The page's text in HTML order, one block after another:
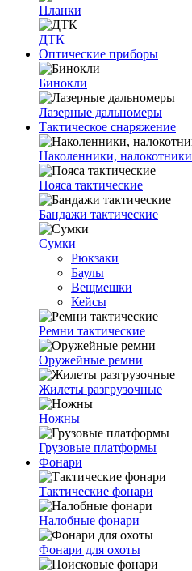
Планки
ДТК
Оптические приборы
Бинокли
Лазерные дальномеры
Тактическое снаряжение
Наколенники, налокотники
Пояса тактические
Бандажи тактические
Сумки
Рюкзаки
Баулы
Вещмешки
Кейсы
Ремни тактические
Оружейные ремни
Жилеты разгрузочные
Ножны
Грузовые платформы
Фонари
Тактические фонари
Налобные фонари
Фонари для охоты